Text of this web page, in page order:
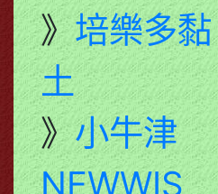
》培樂多黏
土
》小牛津
NEWWIS